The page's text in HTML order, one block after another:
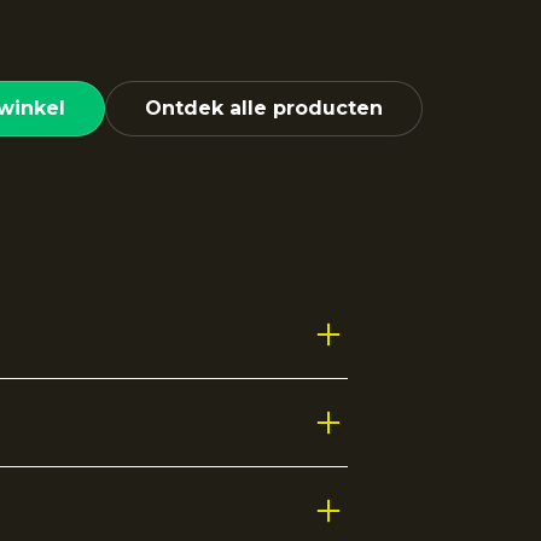
Ontdek alle producten
tijdens iedere sportieve